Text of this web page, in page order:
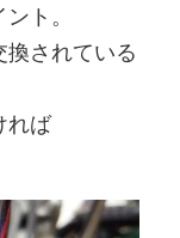
ト。
換されている
れば